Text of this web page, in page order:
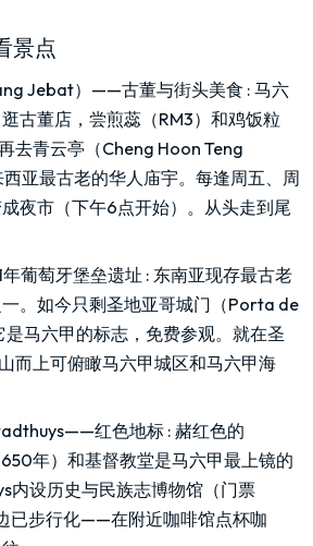
景点
Jebat）——古董与街头美食 : 马六
古董店，尝煎蕊（RM3）和鸡饭粒
去青云亭（Cheng Hoon Teng
亚最古老的华人庙宇。每逢周五、周
夜市（下午6点开始）。从头走到尾
葡萄牙堡垒遗址 : 东南亚现存最古老
。如今只剩圣地亚哥城门（Porta de
马六甲的标志，免费参观。就在圣
而上可俯瞰马六甲城区和马六甲海
红色地标 : 赭红色的
年）和基督教堂是马六甲最上镜的
内设历史与民族志博物馆（门票
已步行化——在附近咖啡馆点杯咖